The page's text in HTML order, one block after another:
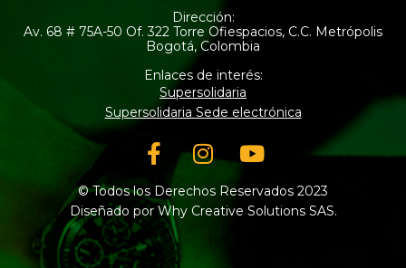
Dirección:
Av. 68 # 75A-50 Of. 322 Torre Ofiespacios, C.C. Metrópolis
Bogotá, Colombia
Enlaces de interés:
Supersolidaria
Supersolidaria Sede electrónica
Facebook-
f
Instagram
Youtube
© Todos los Derechos Reservados 2023
Diseñado por Why Creative Solutions SAS.